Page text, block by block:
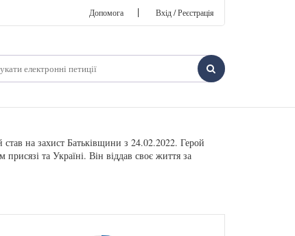
Допомога | Вхід / Реєстрація
на захист Батьківщини з 24.02.2022. Герой
та Україні. Він віддав своє життя за